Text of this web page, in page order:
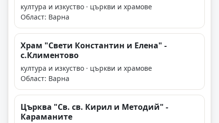
култура и изкуство · църкви и храмове
Област: Варна
Храм "Свети Константин и Елена" -
с.Климентово
култура и изкуство · църкви и храмове
Област: Варна
Църква "Св. св. Кирил и Методий" -
Караманите